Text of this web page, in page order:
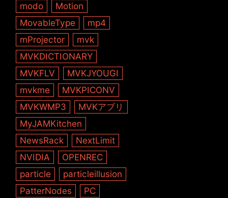
modo
Motion
MovableType
mp4
mProjector
mvk
MVKDICTIONARY
MVKFLV
MVKJYOUGI
mvkme
MVKPICONV
MVKWMP3
MVKアプリ
MyJAMKitchen
NewsRack
NextLimit
NVIDIA
OPENREC
particle
particleillusion
PatterNodes
PC